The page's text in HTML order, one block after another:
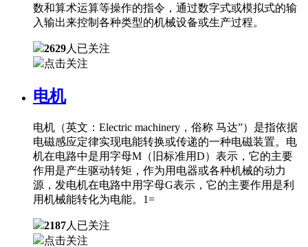
数和算术运算等操作的指令，通过数字式或模拟式的输
入输出来控制各种类型的机械设备或生产过程。
2629人已关注
点击关注
电机
电机（英文：Electric machinery，俗称 马达”）是指依据
电磁感应定律实现电能转换或传递的一种电磁装置。电
机在电路中是用字母M（旧标准用D）表示，它的主要
作用是产生驱动转矩，作为用电器或各种机械的动力
源，发电机在电路中用字母G表示，它的主要作用是利
用机械能转化为电能。1=
2187人已关注
点击关注